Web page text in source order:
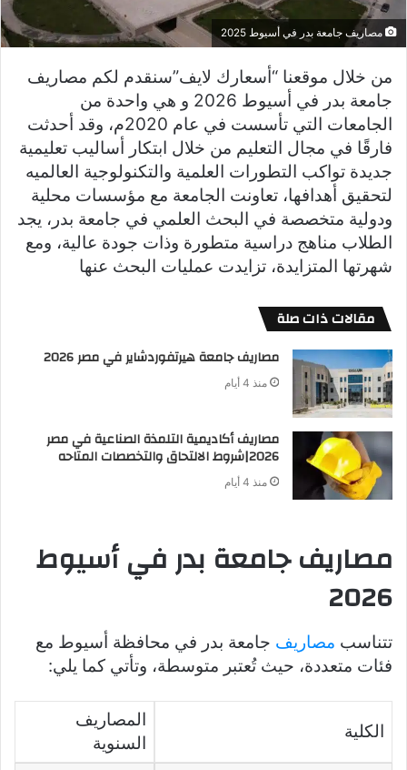
مصاريف جامعة بدر في أسيوط 2025
من خلال موقعنا “أسعارك لايف”سنقدم لكم مصاريف
جامعة بدر في أسيوط 2026 و هي واحدة من
الجامعات التي تأسست في عام 2020م، وقد أحدثت
فارقًا في مجال التعليم من خلال ابتكار أساليب تعليمية
جديدة تواكب التطورات العلمية والتكنولوجية العالميه
لتحقيق أهدافها، تعاونت الجامعة مع مؤسسات محلية
ودولية متخصصة في البحث العلمي في جامعة بدر، يجد
الطلاب مناهج دراسية متطورة وذات جودة عالية، ومع
شهرتها المتزايدة، تزايدت عمليات البحث عنها
مقالات ذات صلة
مصاريف جامعة هيرتفوردشاير في مصر 2026
منذ 4 أيام
مصاريف أكاديمية التلمذة الصناعية في مصر
2026|شروط الالتحاق والتخصصات المتاحه
منذ 4 أيام
مصاريف جامعة بدر في أسيوط
2026
تتناسب مصاريف جامعة بدر في محافظة أسيوط مع
فئات متعددة، حيث تُعتبر متوسطة، وتأتي كما يلي:
الكلية
المصاريف
السنوية